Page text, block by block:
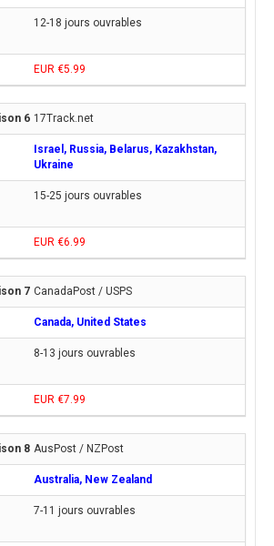
12-18 jours ouvrables
EUR €5.99
17Track.net
Israel, Russia, Belarus, Kazakhstan,
Ukraine
15-25 jours ouvrables
EUR €6.99
CanadaPost / USPS
Canada, United States
8-13 jours ouvrables
EUR €7.99
AusPost / NZPost
Australia, New Zealand
7-11 jours ouvrables